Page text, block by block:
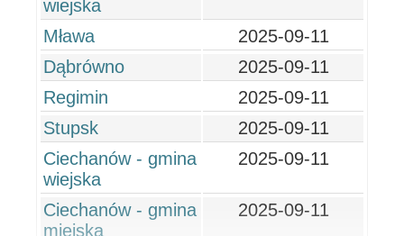
wiejska
Mława
2025-09-11
Dąbrówno
2025-09-11
Regimin
2025-09-11
Stupsk
2025-09-11
Ciechanów - gmina
wiejska
2025-09-11
Ciechanów - gmina
miejska
2025-09-11